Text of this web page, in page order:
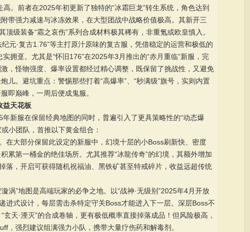
。前者在2025年初更新了独特的“冰霜巨龙”转生系统，角色达到
带强力减速与冰冻效果，在大型团战中战略价值极高。其新开三
顶级装备“霜之哀伤”系列合成材料极其稀有，非重氪或欧皇慎入。
纪元·复古1.76”等主打原汁原味的复古服，凭借稳定的运营和极低的
拥趸。尤其是“怀旧176”在2025年3月推出的“赤月重临”新服，完
，怪物强度、爆率设置都经过精心调整，既保留了挑战性，又避免
儿。避坑重点：警惕那些打着“高爆率”、“秒满级”旗号，实则内置
即巅峰，一周后便成鬼服。
益天花板
新服在保留经典地图的同时，普遍引入了更具策略性的“动态爆
小团队，首推以下黄金组合：
在大部分保留此设定的新服中，幻境十层的小Boss刷新快、密度
累第一桶金的绝佳场所。尤其推荐“冰龍传奇”的幻境，其额外增加
落，开启可获得随机祝福油、黑铁矿甚至特戒碎片，收益远超传统
涡”地图是高端玩家的必争之地。以“战神·无级别”2025年4月开放
进式设计，每层需击杀特定守关Boss才能进入下一层。深层Boss不
玄天·湮灭”的合成卷轴，更有极低概率直接掉落成品！但风险极高，
，强烈建议组满强力小队，携带大量疗伤药和解毒剂。